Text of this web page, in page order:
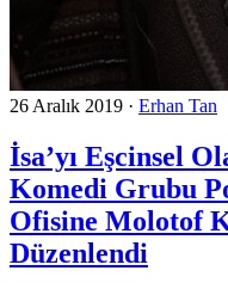
26 Aralık 2019 · Erhan Tan
İsa’yı Eşcinsel
Komedi Grubu
Ofisine Molotof
Düzenlendi